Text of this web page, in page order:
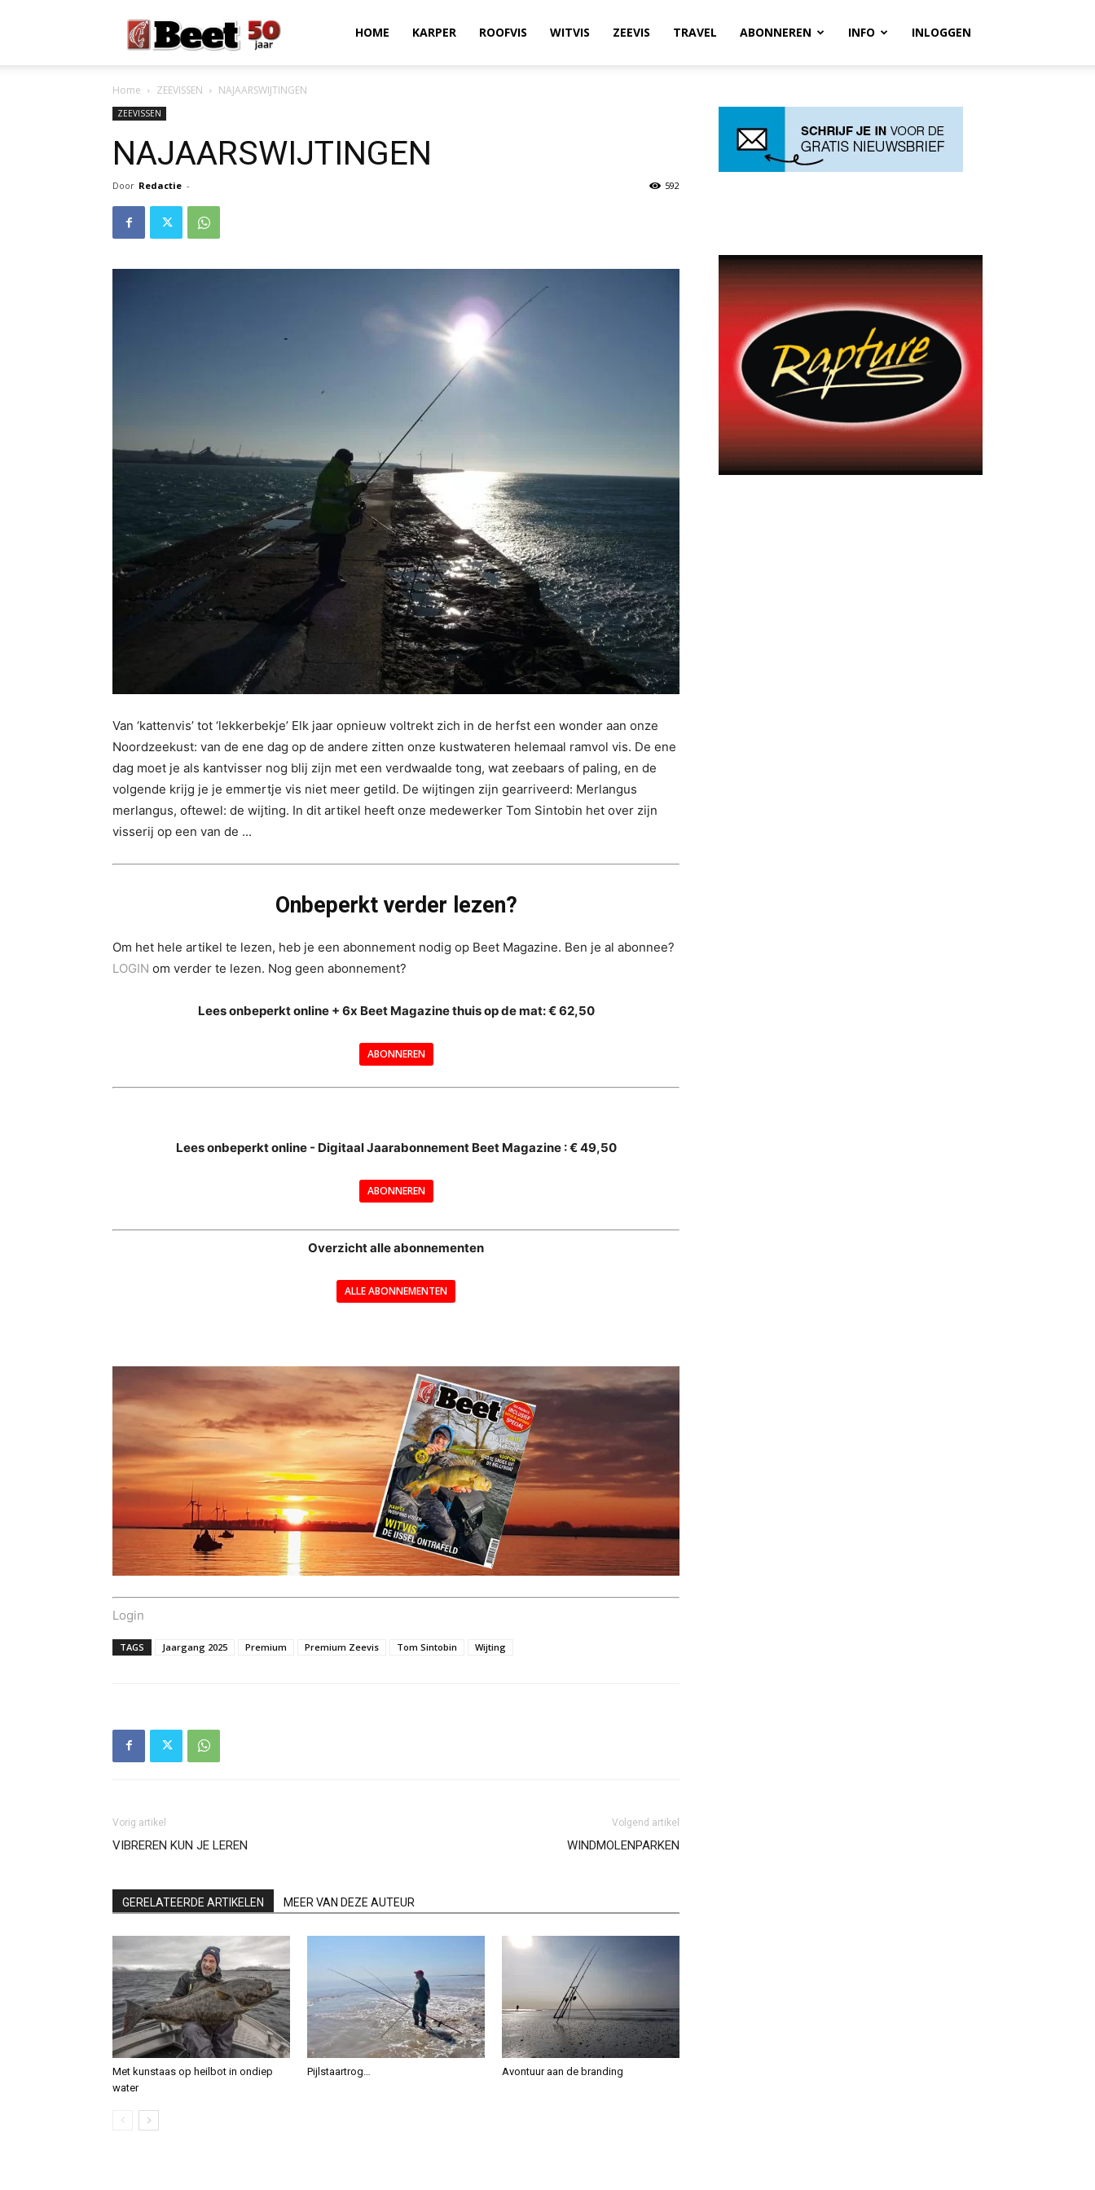
Magazine
HOME KARPER ROOFVIS WITVIS ZEEVIS TRAVEL ABONNEREN INFO INLOGGEN
Home ZEEVISSEN NAJAARSWIJTINGEN
ZEEVISSEN
NAJAARSWIJTINGEN
Door Redactie - 592
Van ‘kattenvis’ tot ‘lekkerbekje’ Elk jaar opnieuw voltrekt zich in de herfst een wonder aan onze
Noordzeekust: van de ene dag op de andere zitten onze kustwateren helemaal ramvol vis. De ene
dag moet je als kantvisser nog blij zijn met een verdwaalde tong, wat zeebaars of paling, en de
volgende krijg je je emmertje vis niet meer getild. De wijtingen zijn gearriveerd: Merlangus
merlangus, oftewel: de wijting. In dit artikel heeft onze medewerker Tom Sintobin het over zijn
visserij op een van de ...
Onbeperkt verder lezen?
Om het hele artikel te lezen, heb je een abonnement nodig op Beet Magazine. Ben je al abonnee?
LOGIN om verder te lezen. Nog geen abonnement?
Lees onbeperkt online + 6x Beet Magazine thuis op de mat: € 62,50
ABONNEREN
Lees onbeperkt online - Digitaal Jaarabonnement Beet Magazine : € 49,50
ABONNEREN
Overzicht alle abonnementen
ALLE ABONNEMENTEN
Login
TAGS Jaargang 2025 Premium Premium Zeevis Tom Sintobin Wijting
Vorig artikel
VIBREREN KUN JE LEREN
Volgend artikel
WINDMOLENPARKEN
GERELATEERDE ARTIKELEN MEER VAN DEZE AUTEUR
Met kunstaas op heilbot in ondiep
water
Pijlstaartrog… Avontuur aan de branding